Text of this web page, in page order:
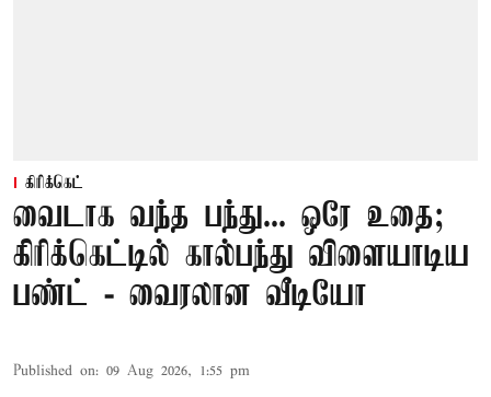
கிரிக்கெட்
வைடாக வந்த பந்து... ஒரே உதை;
கிரிக்கெட்டில் கால்பந்து விளையாடிய
பண்ட் - வைரலான வீடியோ
Published on: 09 Aug 2026, 1:55 pm